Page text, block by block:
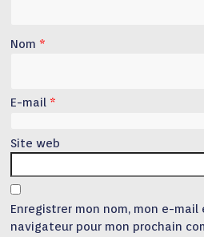
Nom *
E-mail *
Site web
Enregistrer mon nom, mon e-
navigateur pour mon prochain